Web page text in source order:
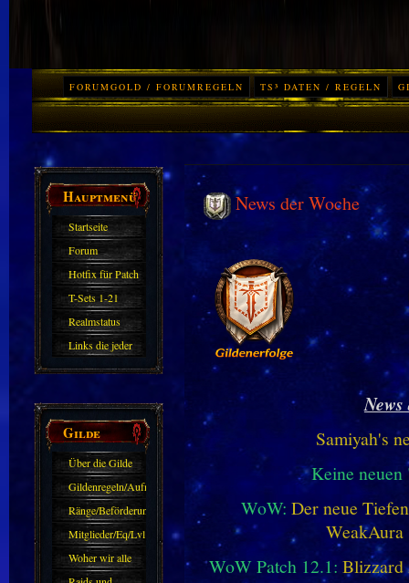
FORUMGOLD / FORUMREGELN TS³ DATEN / REGELN
Hauptmenü
Startseite
Forum
Hotfix für Patch
11.X
T-Sets 1-21
Realmstatus
Links die jeder
kennen sollte?!
Gilde
Über die Gilde
(DAW)
Gildenregeln/Aufnahme
Ränge/Beförderungen
Mitglieder/Eq/Lvl
Woher wir alle
News der Woche
Samiyah's
Keine
WoW: Der neue
WeakAura
WoW Patch 12.1: Blizzard